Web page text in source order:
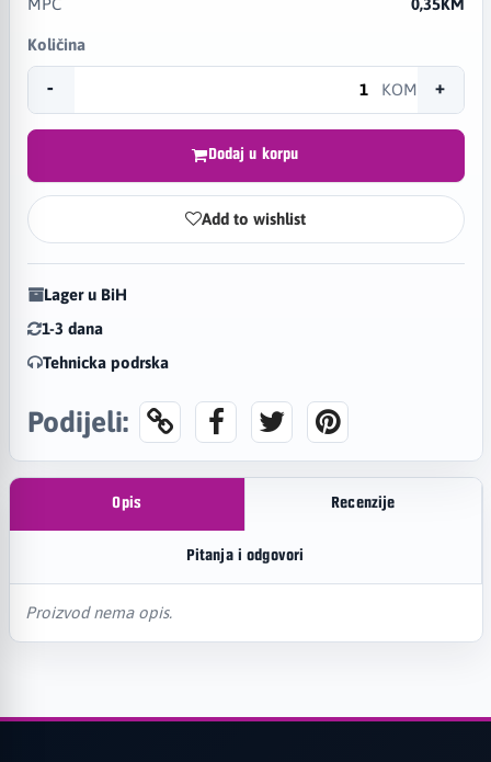
Količina
- KOM +
Dodaj u korpu
Add to wishlist
Lager u BiH
1-3 dana
Tehnicka podrska
Podijeli:
Opis Recenzije
Pitanja i odgovori
Proizvod nema opis.